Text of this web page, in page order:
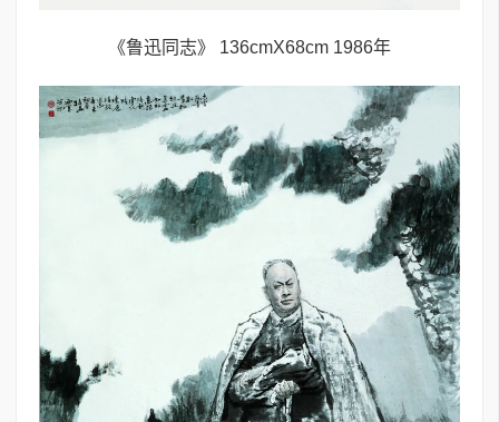
《鲁迅同志》 136cmX68cm 1986年